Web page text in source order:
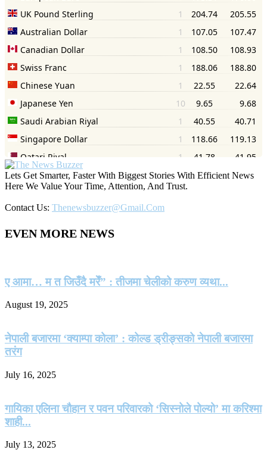
Lets Get Smarter, Faster With Biggest Stories With Efficient News
Here We Value Your Time, Attention, And Trust.
Contact Us: Thenewsbuzzer@gmail.com
EVEN MORE NEWS
ए आमा… म त जिउँदै मरेँ” : तीजमा चेलीको करुण व्यथा...
August 19, 2025
नेपाली बजारमा ‘क्याम्पा कोला’ : कोल्ड ड्रीङ्सको नेपाली बजारमा
तरंग
July 16, 2025
गायिका एलिना चौहान र पवन परिवारको ‘सिस्नोले पोल्यो’ मा करिश्मा
शाही...
July 13, 2025